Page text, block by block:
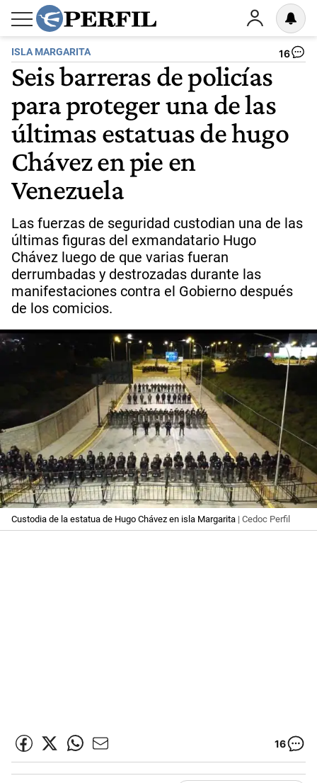
ISLA MARGARITA 16
Seis barreras de policías
para proteger una de las
últimas estatuas de hugo
Chávez en pie en
Venezuela
Las fuerzas de seguridad custodian una de las
últimas figuras del exmandatario Hugo
Chávez luego de que varias fueran
derrumbadas y destrozadas durante las
manifestaciones contra el Gobierno después
de los comicios.
Custodia de la estatua de Hugo Chávez en isla Margarita | Cedoc Perfil
16